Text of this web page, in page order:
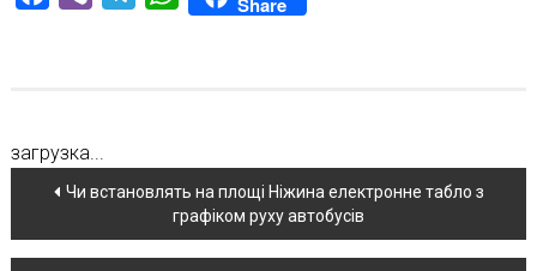
загрузка...
Навігація
по
Чи встановлять на площі Ніжина електронне табло з
графіком руху автобусів